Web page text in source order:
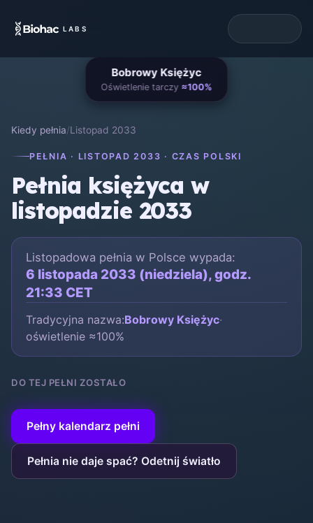
LABS
Kiedy pełnia/Listopad 2033
PEŁNIA · LISTOPAD 2033 · CZAS POLSKI
Pełnia księżyca w
listopadzie 2033
Listopadowa pełnia w Polsce wypada:
6 listopada 2033 (niedziela), godz.
21:33 CET
Tradycyjna nazwa:Bobrowy Księżyc·
oświetlenie ≈100%
DO TEJ PEŁNI ZOSTAŁO
Pełny kalendarz pełni
Pełnia nie daje spać? Odetnij światło
Bobrowy Księżyc
Oświetlenie tarczy ≈100%